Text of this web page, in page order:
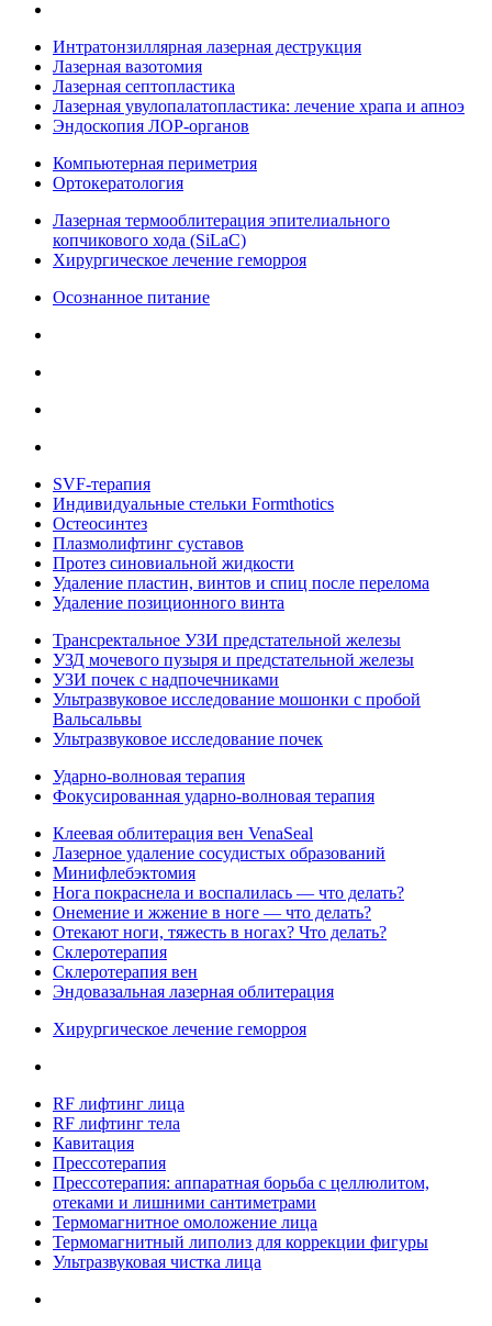
Интратонзиллярная лазерная деструкция
Лазерная вазотомия
Лазерная септопластика
Лазерная увулопалатопластика: лечение храпа и апноэ
Эндоскопия ЛОР-органов
Компьютерная периметрия
Ортокератология
Лазерная термооблитерация эпителиального
копчикового хода (SiLaC)
Хирургическое лечение геморроя
Осознанное питание
SVF-терапия
Индивидуальные стельки Formthotics
Остеосинтез
Плазмолифтинг суставов
Протез синовиальной жидкости
Удаление пластин, винтов и спиц после перелома
Удаление позиционного винта
Трансректальное УЗИ предстательной железы
УЗД мочевого пузыря и предстательной железы
УЗИ почек с надпочечниками
Ультразвуковое исследование мошонки с пробой
Вальсальвы
Ультразвуковое исследование почек
Ударно-волновая терапия
Фокусированная ударно-волновая терапия
Клеевая облитерация вен VenaSeal
Лазерное удаление сосудистых образований
Минифлебэктомия
Нога покраснела и воспалилась — что делать?
Онемение и жжение в ноге — что делать?
Отекают ноги, тяжесть в ногах? Что делать?
Склеротерапия
Склеротерапия вен
Эндовазальная лазерная облитерация
Хирургическое лечение геморроя
RF лифтинг лица
RF лифтинг тела
Кавитация
Прессотерапия
Прессотерапия: аппаратная борьба с целлюлитом,
отеками и лишними сантиметрами
Термомагнитное омоложение лица
Термомагнитный липолиз для коррекции фигуры
Ультразвуковая чистка лица